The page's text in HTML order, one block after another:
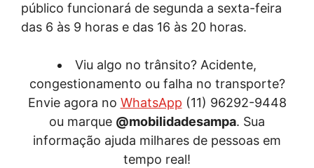
público funcionará de segunda a sexta-feira
das 6 às 9 horas e das 16 às 20 horas.
Viu algo no trânsito? Acidente,
congestionamento ou falha no transporte?
Envie agora no WhatsApp (11) 96292-9448
ou marque @mobilidadesampa. Sua
informação ajuda milhares de pessoas em
tempo real!